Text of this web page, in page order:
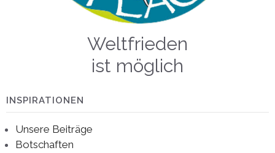
Weltfrieden
ist möglich
INSPIRATIONEN
Unsere Beiträge
Botschaften